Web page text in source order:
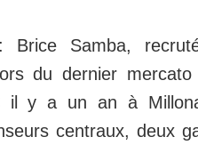
Brice Samba,
du dernier
il y a un an à
centraux, deux